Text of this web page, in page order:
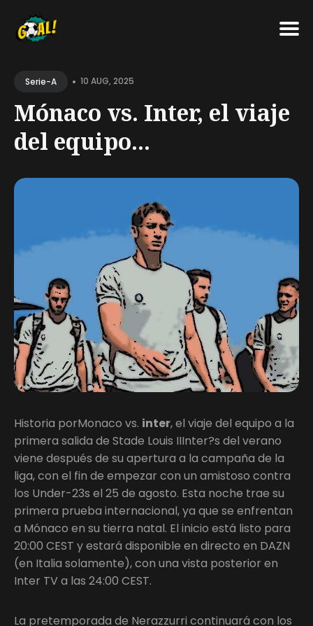
forSerie-A • 10 AUG, 2025
Mónaco vs. Inter, el viaje
del equipo...
Historia porMonaco vs. inter, el viaje del equipo a la
primera salida de Stade Louis IIInter?s del verano
viene después de su apertura a la campaña de la
liga, con el fin de empezar con un amistoso contra
los Under-23s el 25 de agosto. Esta noche trae su
primera prueba internacional, ya que se enfrentan
a Mónaco en su tierra natal. El inicio está listo para
20:00 CEST y estará disponible en directo en DAZN
(en Italia solamente), con una vista posterior en
Inter TV a las 24:00 CEST.
La pretemporada de Nerazzurri continuará con los